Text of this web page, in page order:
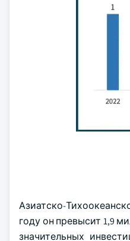
Азиатско-
году он превысит 1,9
значительных